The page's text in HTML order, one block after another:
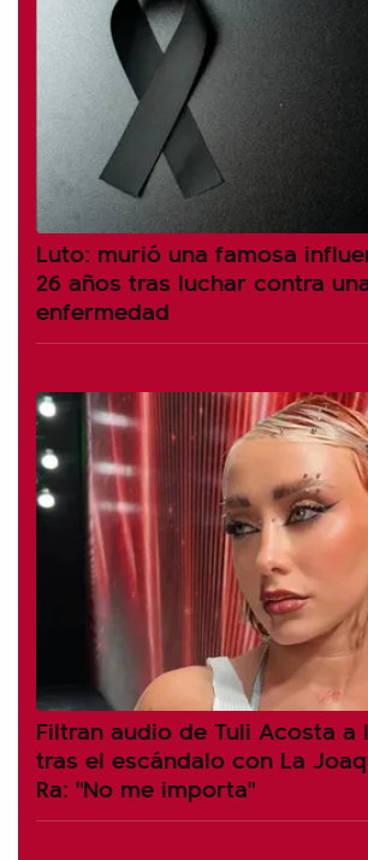
Luto: murió una famosa
26 años tras luchar contra
enfermedad
Filtran audio de Tuli Acosta a
tras el escándalo con La
Ra: "No me importa"